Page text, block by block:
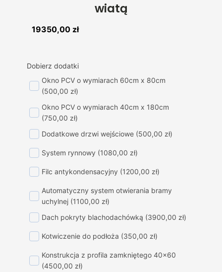
wiatą
19350,00 zł
Dobierz dodatki
Okno PCV o wymiarach 60cm x 80cm
(500,00 zł)
Okno PCV o wymiarach 40cm x 180cm
(750,00 zł)
Dodatkowe drzwi wejściowe (500,00 zł)
System rynnowy (1080,00 zł)
Filc antykondensacyjny (1200,00 zł)
Automatyczny system otwierania bramy
uchylnej (1100,00 zł)
Dach pokryty blachodachówką (3900,00 zł)
Kotwiczenie do podłoża (350,00 zł)
Konstrukcja z profila zamkniętego 40x60
(4500,00 zł)